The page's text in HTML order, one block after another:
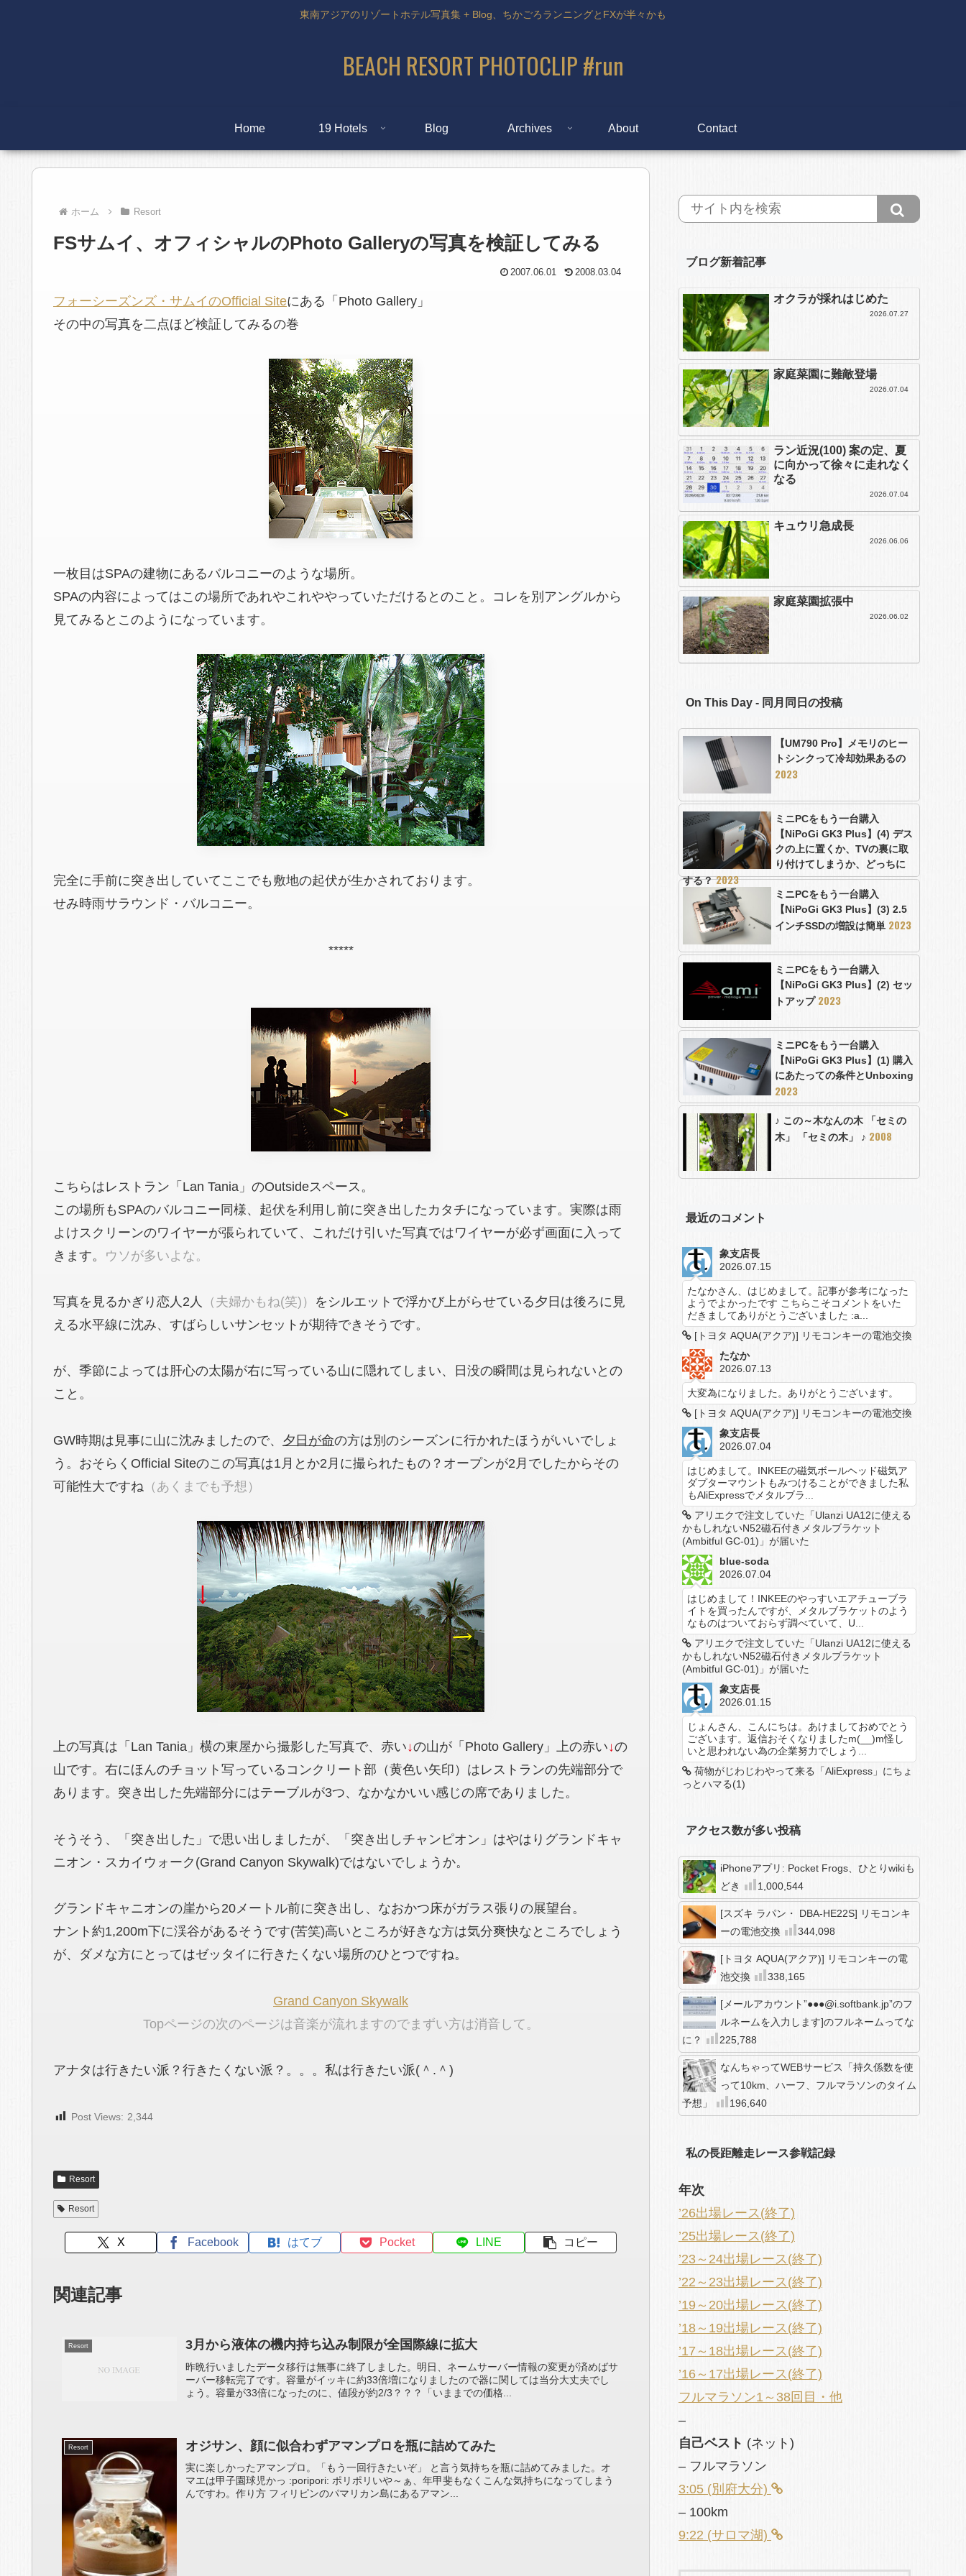
東南アジアのリゾートホテル写真集 + Blog、ちかごろランニングとFXが半々かも
BEACH RESORT PHOTOCLIP #run
Home 19 Hotels Blog Archives About Contact
ホーム Resort
FSサムイ、オフィシャルのPhoto Galleryの写真を検証してみる
2007.06.01 2008.03.04
フォーシーズンズ・サムイのOfficial Siteにある「Photo Gallery」
その中の写真を二点ほど検証してみるの巻
一枚目はSPAの建物にあるバルコニーのような場所。
SPAの内容によってはこの場所であれやこれややっていただけるとのこと。コレを別アングルから
見てみるとこのようになっています。
完全に手前に突き出していてここでも敷地の起伏が生かされております。
せみ時雨サラウンド・バルコニー。
*****
こちらはレストラン「Lan Tania」のOutsideスペース。
この場所もSPAのバルコニー同様、起伏を利用し前に突き出したカタチになっています。実際は雨
よけスクリーンのワイヤーが張られていて、これだけ引いた写真ではワイヤーが必ず画面に入って
きます。 ウソが多いよな。
写真を見るかぎり恋人2人 （夫婦かもね(笑)） をシルエットで浮かび上がらせている夕日は後ろに見
える水平線に沈み、すばらしいサンセットが期待できそうです。
が、季節によっては肝心の太陽が右に写っている山に隠れてしまい、日没の瞬間は見られないとの
こと。
GW時期は見事に山に沈みましたので、 夕日が命の方は別のシーズンに行かれたほうがいいでしょ
う。おそらくOfficial Siteのこの写真は1月とか2月に撮られたもの？オープンが2月でしたからその
可能性大ですね （あくまでも予想）
上の写真は「Lan Tania」横の東屋から撮影した写真で、赤い↓の山が「Photo Gallery」上の赤い↓の
山です。右にほんのチョット写っているコンクリート部（黄色い矢印）はレストランの先端部分で
あります。突き出した先端部分にはテーブルが3つ、なかなかいい感じの席でありました。
そうそう、「突き出した」で思い出しましたが、「突き出しチャンピオン」はやはりグランドキャ
ニオン・スカイウォーク(Grand Canyon Skywalk)ではないでしょうか。
グランドキャニオンの崖から20メートル前に突き出し、なおかつ床がガラス張りの展望台。
ナント約1,200m下に渓谷があるそうです(苦笑)高いところが好きな方は気分爽快なところでしょう
が、ダメな方にとってはゼッタイに行きたくない場所のひとつですね。
Grand Canyon Skywalk
Topページの次のページは音楽が流れますのでまずい方は消音して。
アナタは行きたい派？行きたくない派？。。。私は行きたい派(＾.＾)
Post Views: 2,344
Resort
Resort
X Facebook はてブ Pocket LINE コピー
関連記事
Resort 3月から液体の機内持ち込み制限が全国際線に拡大
昨晩行いましたデータ移行は無事に終了しました。明日、ネームサーバー情報の変更が済めばサ
ーバー移転完了です。容量がイッキに約33倍増になりましたので器に関しては当分大丈夫でし
ょう。容量が33倍になったのに、値段が約2/3？？？「いままでの価格...
Resort オジサン、顔に似合わずアマンプロを瓶に詰めてみた
実に楽しかったアマンプロ。「もう一回行きたいぞ」 と言う気持ちを瓶に詰めてみました。オ
マエは甲子園球児かっ :poripori: ポリポリいや～ぁ、年甲斐もなくこんな気持ちになってしまう
んですわ。作り方 フィリピンのパマリカン島にあるアマン...
ブログ新着記事
オクラが採れはじめた
2026.07.27
家庭菜園に難敵登場
2026.07.04
ラン近況(100) 案の定、夏
に向かって徐々に走れなく
なる
2026.07.04
キュウリ急成長
2026.06.06
家庭菜園拡張中
2026.06.02
On This Day - 同月同日の投稿
【UM790 Pro】メモリのヒー
トシンクって冷却効果あるの
2023
ミニPCをもう一台購入
【NiPoGi GK3 Plus】(4) デス
クの上に置くか、TVの裏に取
り付けてしまうか、どっちに
する？2023
ミニPCをもう一台購入
【NiPoGi GK3 Plus】(3) 2.5
インチSSDの増設は簡単 2023
ミニPCをもう一台購入
【NiPoGi GK3 Plus】(2) セッ
トアップ 2023
ミニPCをもう一台購入
【NiPoGi GK3 Plus】(1) 購入
にあたっての条件とUnboxing
2023
♪ この～木なんの木 「セミの
木」 「セミの木」 ♪ 2008
最近のコメント
象支店長
2026.07.15
たなかさん、はじめまして。記事が参考になった
ようでよかったです こちらこそコメントをいた
だきましてありがとうございました :a...
[トヨタ AQUA(アクア)] リモコンキーの電池交換
たなか
2026.07.13
大変為になりました。ありがとうございます。
[トヨタ AQUA(アクア)] リモコンキーの電池交換
象支店長
2026.07.04
はじめまして。INKEEの磁気ボールヘッド磁気ア
ダプターマウントもみつけることができました私
もAliExpressでメタルブラ...
アリエクで注文していた「Ulanzi UA12に使える
かもしれないN52磁石付きメタルブラケット
(Ambitful GC-01)」が届いた
blue-soda
2026.07.04
はじめまして！INKEEのやっすいエアチューブラ
イトを買ったんですが、メタルブラケットのよう
なものはついておらず調べていて、U...
アリエクで注文していた「Ulanzi UA12に使える
かもしれないN52磁石付きメタルブラケット
(Ambitful GC-01)」が届いた
象支店長
2026.01.15
じょんさん、こんにちは。あけましておめでとう
ございます。返信おそくなりましたm(__)m怪し
いと思われない為の企業努力でしょう...
荷物がじわじわやって来る「AliExpress」にちょ
っとハマる(1)
アクセス数が多い投稿
iPhoneアプリ: Pocket Frogs、ひとりwikiも
どき
1,000,544
[スズキ ラパン・ DBA-HE22S] リモコンキ
ーの電池交換
344,098
[トヨタ AQUA(アクア)] リモコンキーの電
池交換
338,165
[メールアカウント”●●●@i.softbank.jp”のフ
ルネームを入力します]のフルネームってな
に？
225,788
なんちゃってWEBサービス「持久係数を使
って10km、ハーフ、フルマラソンのタイム
予想」
196,640
私の長距離走レース参戦記録
年次
’26出場レース(終了)
’25出場レース(終了)
’23～24出場レース(終了)
’22～23出場レース(終了)
’19～20出場レース(終了)
’18～19出場レース(終了)
’17～18出場レース(終了)
’16～17出場レース(終了)
フルマラソン1～38回目・他
–
自己ベスト (ネット)
– フルマラソン
3:05 (別府大分)
– 100km
9:22 (サロマ湖)